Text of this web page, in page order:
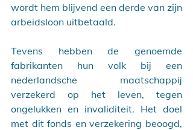
wordt hem blijvend een derde van zijn
arbeidsloon uitbetaald.
Tevens hebben de genoemde
fabrikanten hun volk bij een
nederlandsche maatschappij
verzekerd op het leven, tegen
ongelukken en invaliditeit. Het doel
met dit fonds en verzekering beoogd,